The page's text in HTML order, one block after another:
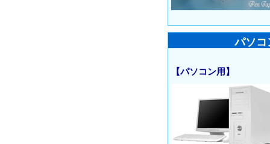
パソコ
【パソコン用】